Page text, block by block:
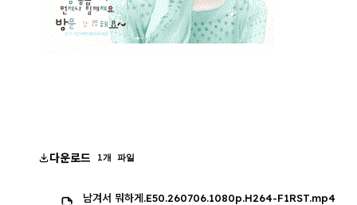
다운로드 1개 파일
남겨서 뭐하게.E50.260706.1080p.H264-F1RST.mp4